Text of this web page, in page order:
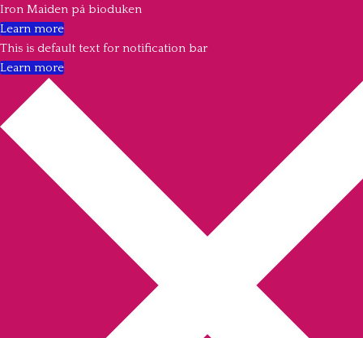
Iron Maiden på bioduken
Learn more
This is default text for notification bar
Learn more